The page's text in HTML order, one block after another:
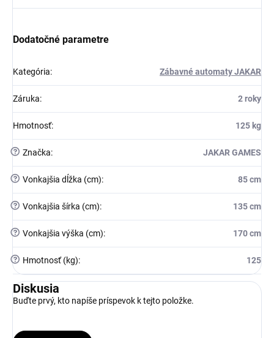
Dodatočné parametre
Kategória: Zábavné automaty JAKAR
Záruka: 2 roky
Hmotnosť: 125 kg
? Značka: JAKAR GAMES
? Vonkajšia dĺžka (cm): 85 cm
? Vonkajšia šírka (cm): 135 cm
? Vonkajšia výška (cm): 170 cm
? Hmotnosť (kg): 125
Diskusia
Buďte prvý, kto napíše príspevok k tejto položke.